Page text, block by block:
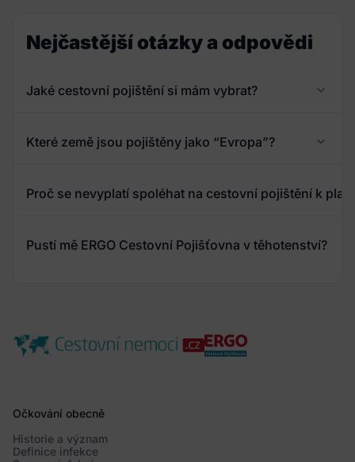
Nejčastější otázky a odpovědi
Jaké cestovní pojištění si mám vybrat?
Které země jsou pojištěny jako “Evropa”?
Proč se nevyplatí spoléhat na cestovní pojištění k
Pustí mě ERGO Cestovní Pojišťovna v těhotenství?
Očkování obecně
Historie a význam
Definice infekce